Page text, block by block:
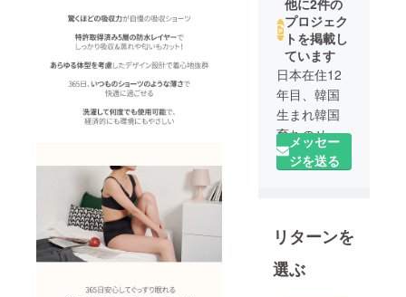
他に2件の
プロジェク
トを掲載し
ています
日本在住12
年目、韓国
生まれ韓国
育ちのせな
と申しま
す：）
に渡り
で海外案件
メッセー
ジを送る
リターンを
選ぶ